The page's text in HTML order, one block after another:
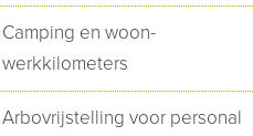
Camping en woon-
werkkilometers
Arbovrijstelling voor personal